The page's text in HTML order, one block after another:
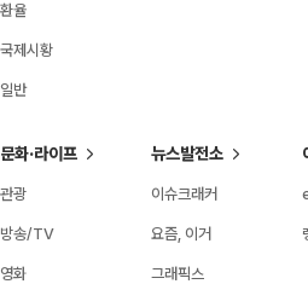
환율
국제시황
일반
문화·라이프
관광
방송/TV
영화
뉴스발전소
이슈크래커
요즘, 이거
그래픽스